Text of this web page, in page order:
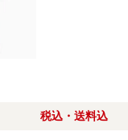
税込・送料込